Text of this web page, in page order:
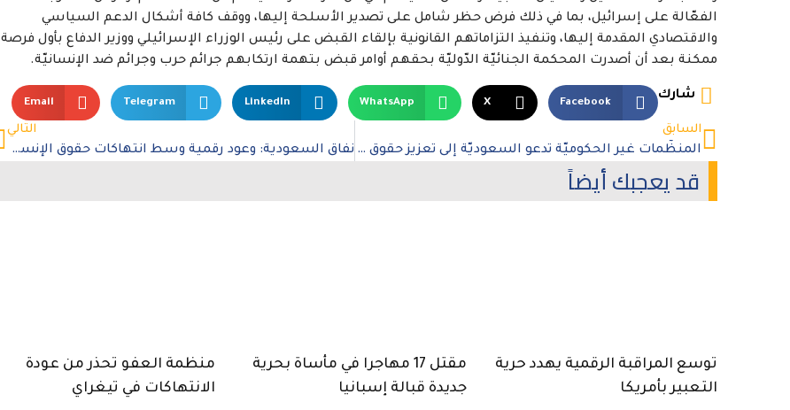
الفعّالة على إسرائيل، بما في ذلك فرض حظر شامل على تصدير الأسلحة إليها، ووقف كافة أشكال الدعم السياسي
والاقتصادي المقدمة إليها، وتنفيذ التزاماتهم القانونية بإلقاء القبض على رئيس الوزراء الإسرائيلي ووزير الدفاع بأول فرصة
ممكنة بعد أن أصدرت المحكمة الجنائيّة الدّوليّة بحقهم أوامر قبض بتهمة ارتكابهم جرائم حرب وجرائم ضد الإنسانيّة.
شارك
Facebook
X
WhatsApp
LinkedIn
Telegram
Email
السابق
المنظّمات غير الحكوميّة تدعو السعوديّة إلى تعزيز حقوق المرأة تحت إشراف اللجنة المعنيّة بالقضاء على التمييز ضدّ المرأة
التالي
نفاق السعودية: وعود رقمية وسط انتهاكات حقوق الإنسان
قد يعجبك أيضاً
توسع المراقبة الرقمية يهدد حرية
التعبير بأمريكا
مقتل 17 مهاجرا في مأساة بحرية
جديدة قبالة إسبانيا
منظمة العفو تحذر من عودة
الانتهاكات في تيغراي